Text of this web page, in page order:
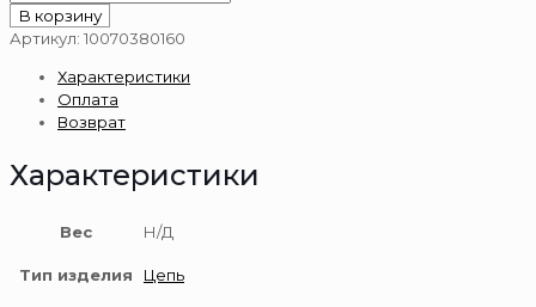
товара
Цепь
золота
пробы
В корзину
Артикул: 10070380160
Характеристики
Оплата
Возврат
Характеристики
Вес Н/Д
Тип изделия Цепь